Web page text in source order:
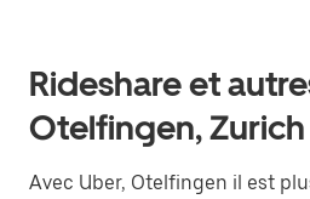
Rideshare et
Otelfingen, Zurich
Avec Uber, Otelfingen il est